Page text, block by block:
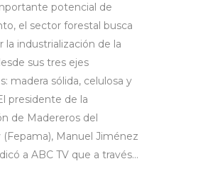
potencial de
el sector forestal busca
la industrialización de la
sus tres ejes
madera sólida, celulosa y
presidente de la
de Madereros del
(Fepama), Manuel Jiménez
a ABC TV que a través...